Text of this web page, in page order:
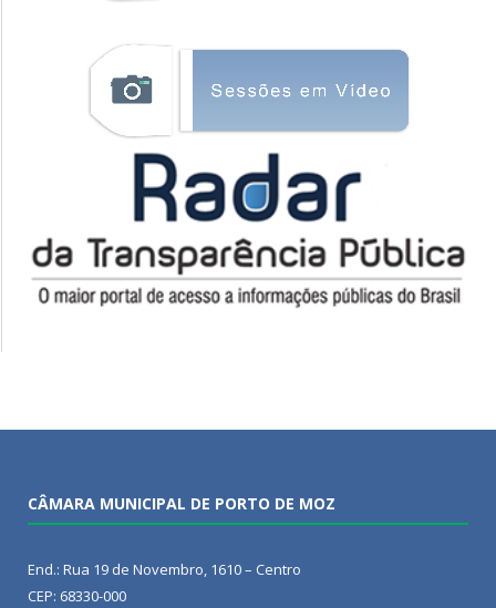
CÂMARA MUNICIPAL DE PORTO DE MOZ
End.: Rua 19 de Novembro, 1610 – Centro
CEP: 68330-000